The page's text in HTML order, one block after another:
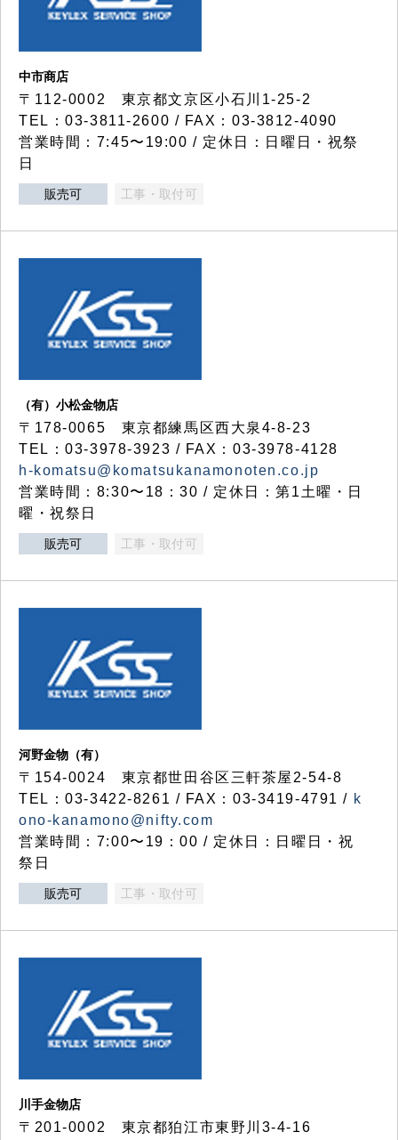
中市商店
〒112-0002 東京都文京区小石川1-25-2
TEL：03-3811-2600 / FAX：03-3812-4090
営業時間：7:45〜19:00 / 定休日：日曜日・祝祭
日
販売可 工事・取付可
（有）小松金物店
〒178-0065 東京都練馬区西大泉4-8-23
TEL：03-3978-3923 / FAX：03-3978-4128
h-komatsu@komatsukanamonoten.co.jp
営業時間：8:30〜18：30 / 定休日：第1土曜・日
曜・祝祭日
販売可 工事・取付可
河野金物（有）
〒154-0024 東京都世田谷区三軒茶屋2-54-8
TEL：03-3422-8261 / FAX：03-3419-4791 / k
ono-kanamono@nifty.com
営業時間：7:00〜19：00 / 定休日：日曜日・祝
祭日
販売可 工事・取付可
川手金物店
〒201-0002 東京都狛江市東野川3-4-16